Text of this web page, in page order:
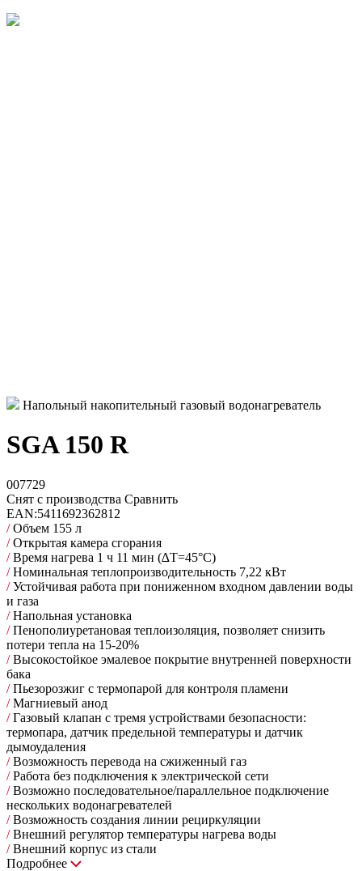
Напольный накопительный газовый водонагреватель
SGA 150 R
007729
Снят с производства Сравнить
EAN:5411692362812
/Объем 155 л
/Открытая камера сгорания
/Время нагрева 1 ч 11 мин (∆Т=45°С)
/Номинальная теплопроизводительность 7,22 кВт
/Устойчивая работа при пониженном входном давлении воды
и газа
/Напольная установка
/Пенополиуретановая теплоизоляция, позволяет снизить
потери тепла на 15-20%
/Высокостойкое эмалевое покрытие внутренней поверхности
бака
/Пьезорозжиг с термопарой для контроля пламени
/Магниевый анод
/Газовый клапан с тремя устройствами безопасности:
термопара, датчик предельной температуры и датчик
дымоудаления
/Возможность перевода на сжиженный газ
/Работа без подключения к электрической сети
/Возможно последовательное/параллельное подключение
нескольких водонагревателей
/Возможность создания линии рециркуляции
/Внешний регулятор температуры нагрева воды
/Внешний корпус из стали
Подробнее